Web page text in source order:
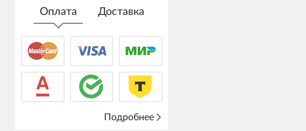
Оплата Доставка
Подробнее